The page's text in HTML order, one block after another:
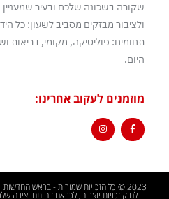
שקורה בשכונה שלכם ובעיר
ולציבור מבזקים מסביב לשעון: כל
תחומים: פוליטיקה, מקומי,
היום.
מוזמנים לעקוב אחרינו:
לחוק זכויות יוצרים, לכן אם זיהיתם